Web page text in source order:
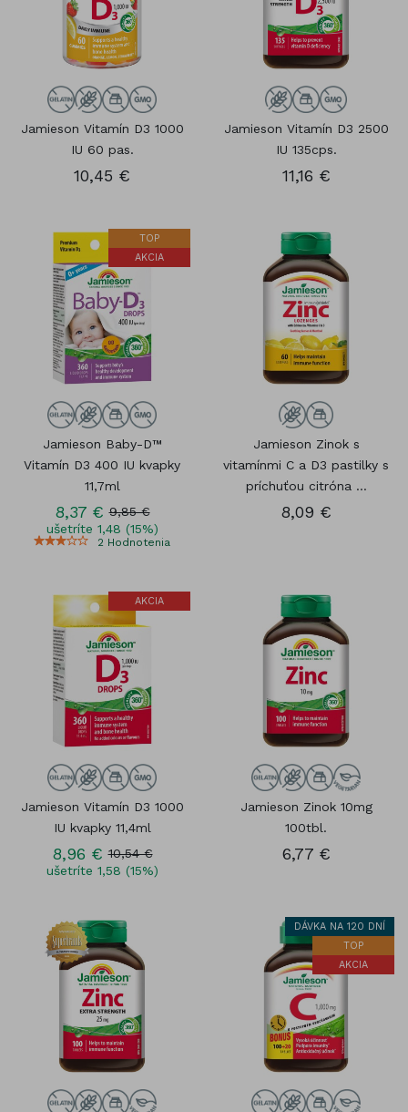
Jamieson Vitamín D3 1000
IU 60 pas.
10,45 €
Jamieson Vitamín D3 2500
IU 135cps.
11,16 €
TOP
AKCIA
Jamieson Baby-D™
Vitamín D3 400 IU kvapky
11,7ml
8,37 € 9,85 €
ušetríte 1,48 (15%)
2 Hodnotenia
Jamieson Zinok s
vitamínmi C a D3 pastilky s
príchuťou citróna ...
8,09 €
AKCIA
Jamieson Vitamín D3 1000
IU kvapky 11,4ml
8,96 € 10,54 €
ušetríte 1,58 (15%)
Jamieson Zinok 10mg
100tbl.
6,77 €
DÁVKA NA 120 DNÍ
TOP
AKCIA